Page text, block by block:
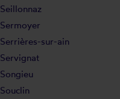
Seillonnaz
Sermoyer
Serrières-sur-ain
Servignat
Songieu
Souclin